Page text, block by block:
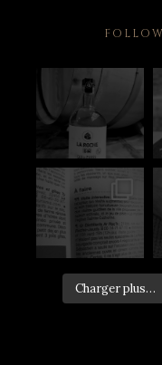
Charger plus…